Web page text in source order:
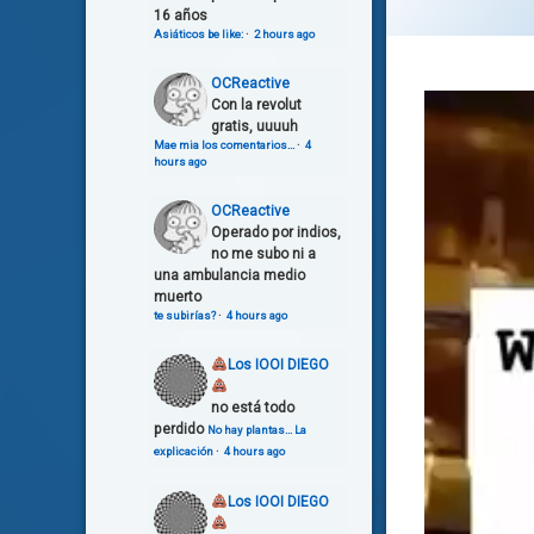
16 años
Asiáticos be like:· 2 hours ago
OCReactive
Con la revolut
gratis, uuuuh
Mae mia los comentarios… · 4
hours ago
OCReactive
Operado por indios,
no me subo ni a
una ambulancia medio
muerto
te subirías?· 4 hours ago
Los IOOI DIEGO
no está todo
perdido No hay plantas… La
explicación· 4 hours ago
Los IOOI DIEGO